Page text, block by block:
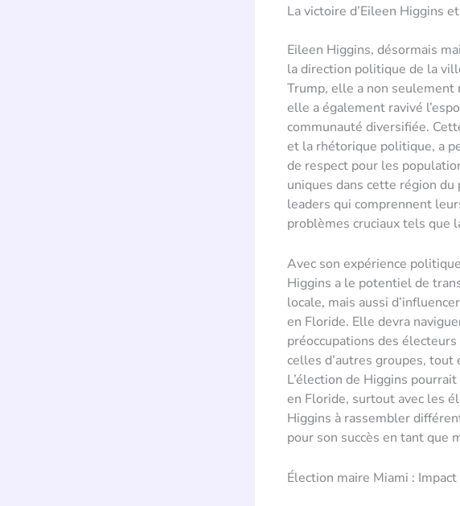
La victoire d’Eileen Higgins
Eileen Higgins, désormais
la direction politique de la
Trump, elle a non seulement
elle a également ravivé
communauté diversifiée.
et la rhétorique politique, a
de respect pour les
uniques dans cette région
leaders qui comprennent
problèmes cruciaux tels que
Avec son expérience
Higgins a le potentiel de
locale, mais aussi
en Floride. Elle devra
préoccupations des
celles d’autres groupes,
L’élection de Higgins
en Floride, surtout avec les
Higgins à rassembler
pour son succès en tant que
Élection maire Miami :